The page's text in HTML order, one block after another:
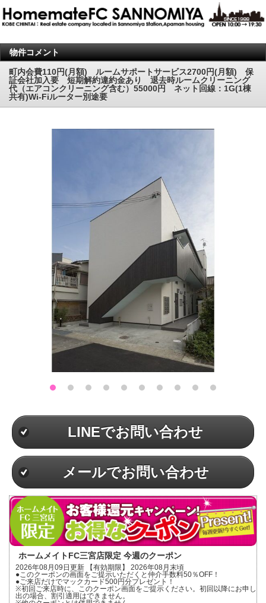
物件コメント
町内会費110円(月額) ルームサポートサービス2700円(月額) 保
証会社加入要 短期解約違約金あり 退去時ルームクリーニング
代（エアコンクリーニング含む）55000円 ネット回線：1G(1棟
共有)Wi-Fiルーター別途要
LINEでお問い合わせ
メールでお問い合わせ
ホームメイトFC三宮店限定 今週のクーポン
2026年08月09日更新 【有効期限】 2026年08月末頃
●このクーポンの画面をご提示いただくと仲介手数料50％OFF！
●ご来店だけでマックカード500円分プレゼント！
※初回ご来店時に、このクーポン画面をご提示ください。初回以降にお申し
出の場合、割引適用はできません。